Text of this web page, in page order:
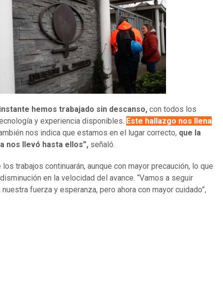
hemos trabajado sin descanso, con todos los
y experiencia disponibles. Este hallazgo nos llena
nos indica que estamos en el lugar correcto, que la
nos llevó hasta ellos”, señaló.
trabajos continuarán, aunque con mayor precaución, lo que
en la velocidad del avance. “Vamos a seguir
fuerza y esperanza, pero ahora con mayor cuidado”,